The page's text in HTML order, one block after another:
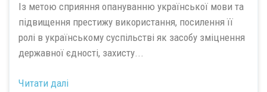
Із метою сприяння опануванню української мови та
підвищення престижу використання, посилення її
ролі в українському суспільстві як засобу зміцнення
державної єдності, захисту...
Читати далі